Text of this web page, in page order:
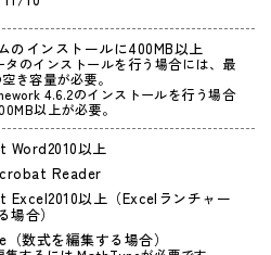
のインストールに400MB以上
のインストールを行う場合には、最
き容量が必要。
4.6.2のインストールを行う場合
以上が必要。
Word2010以上
Reader
以上（Excelランチャー
場合）
数式を編集する場合）